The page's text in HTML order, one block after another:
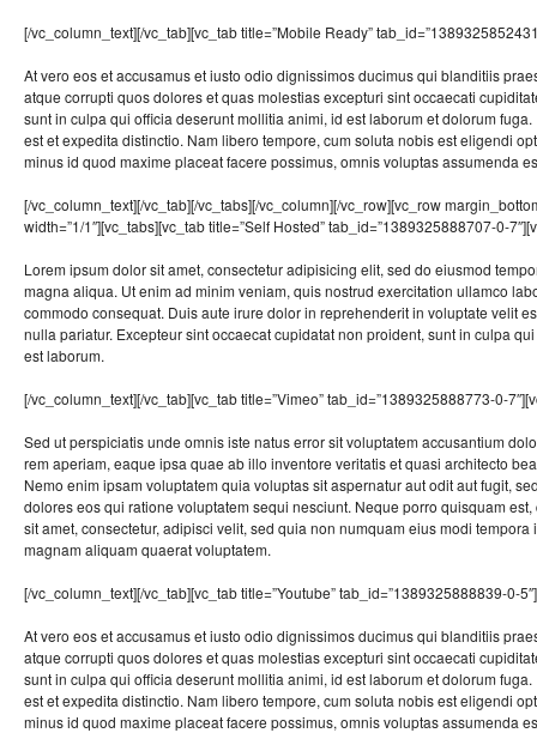
[/vc_column_text][/vc_tab][vc_tab title=”Mobile Ready”
At vero eos et accusamus et iusto odio dignissimos ducimus qui blanditiis
atque corrupti quos dolores et quas molestias excepturi sint occaecati
sunt in culpa qui officia deserunt mollitia animi, id est laborum et dolorum
est et expedita distinctio. Nam libero tempore, cum soluta nobis est eligendi
minus id quod maxime placeat facere possimus, omnis voluptas assumenda
[/vc_column_text][/vc_tab][/vc_tabs][/vc_column][/vc_row][vc_row
width=”1/1″][vc_tabs][vc_tab title=”Self Hosted” tab_id=”1389325888707-0-
Lorem ipsum dolor sit amet, consectetur adipisicing elit, sed do eiusmod
magna aliqua. Ut enim ad minim veniam, quis nostrud exercitation ullamco
commodo consequat. Duis aute irure dolor in reprehenderit in voluptate velit
nulla pariatur. Excepteur sint occaecat cupidatat non proident, sunt in culpa
est laborum.
[/vc_column_text][/vc_tab][vc_tab title=”Vimeo” tab_id=”1389325888773-0-
Sed ut perspiciatis unde omnis iste natus error sit voluptatem accusantium
rem aperiam, eaque ipsa quae ab illo inventore veritatis et quasi architecto
Nemo enim ipsam voluptatem quia voluptas sit aspernatur aut odit aut fugit,
dolores eos qui ratione voluptatem sequi nesciunt. Neque porro quisquam
sit amet, consectetur, adipisci velit, sed quia non numquam eius modi
magnam aliquam quaerat voluptatem.
[/vc_column_text][/vc_tab][vc_tab title=”Youtube” tab_id=”1389325888839-0-
At vero eos et accusamus et iusto odio dignissimos ducimus qui blanditiis
atque corrupti quos dolores et quas molestias excepturi sint occaecati
sunt in culpa qui officia deserunt mollitia animi, id est laborum et dolorum
est et expedita distinctio. Nam libero tempore, cum soluta nobis est eligendi
minus id quod maxime placeat facere possimus, omnis voluptas assumenda